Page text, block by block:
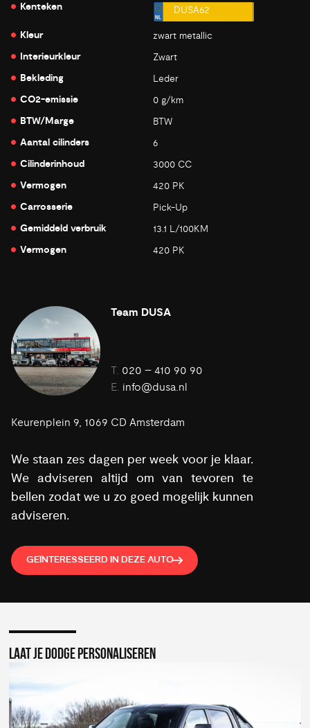
Kenteken DUSA62
Kleur zwart metallic
Interieurkleur Zwart
Bekleding Leder
CO2-emissie 0 g/km
BTW/Marge BTW
Aantal cilinders 6
Cilinderinhoud 3000 CC
Vermogen 420 PK
Carrosserie Pick-Up
Gemiddeld verbruik 13.1 L/100KM
Vermogen 420 PK
Team DUSA
T. 020 – 410 90 90
E. info@dusa.nl
Keurenplein 9, 1069 CD Amsterdam
We staan zes dagen per week voor je klaar.
We adviseren altijd om van tevoren te
bellen zodat we u zo goed mogelijk kunnen
adviseren.
GEÏNTERESSEERD IN DEZE AUTO
LAAT JE DODGE PERSONALISEREN